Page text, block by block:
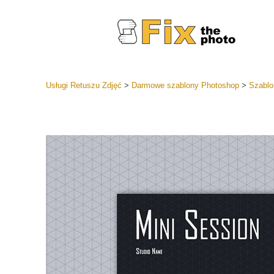
Kolekcja
Usługi Retuszu Zdjęć > Darmowe szablony Photoshop>